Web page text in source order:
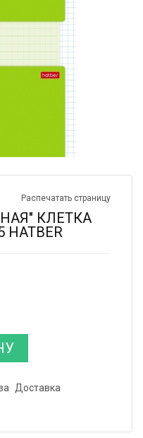
Распечатать страницу
КЛЕТКА
HATBER
Доставка